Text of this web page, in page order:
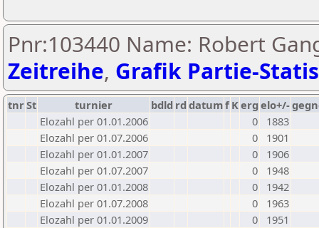
Pnr:103440 Name: Robert
Zeitreihe, Grafik Partie-
tnrSt turnier bdld rd datumf Kerg elo+/-
Elozahl per 01.01.2006
0
1883
Elozahl per 01.07.2006
0
1901
Elozahl per 01.01.2007
0
1906
Elozahl per 01.07.2007
0
1948
Elozahl per 01.01.2008
0
1942
Elozahl per 01.07.2008
0
1963
Elozahl per 01.01.2009
0
1951